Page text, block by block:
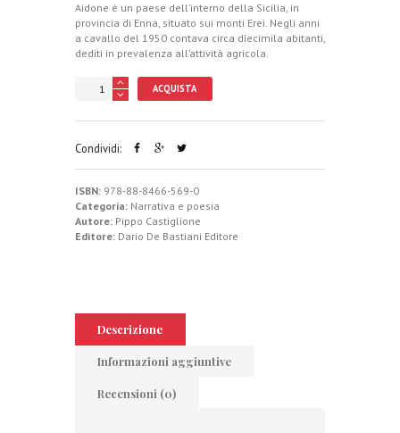
Aidone è un paese dell’interno della Sicilia, in
provincia di Enna, situato sui monti Erei. Negli anni
a cavallo del 1950 contava circa diecimila abitanti,
dediti in prevalenza all’attività agricola.
ACQUISTA
Condividi:
ISBN: 978-88-8466-569-0
Categoria: Narrativa e poesia
Autore: Pippo Castiglione
Editore: Dario De Bastiani Editore
Descrizione
Informazioni aggiuntive
Recensioni (0)